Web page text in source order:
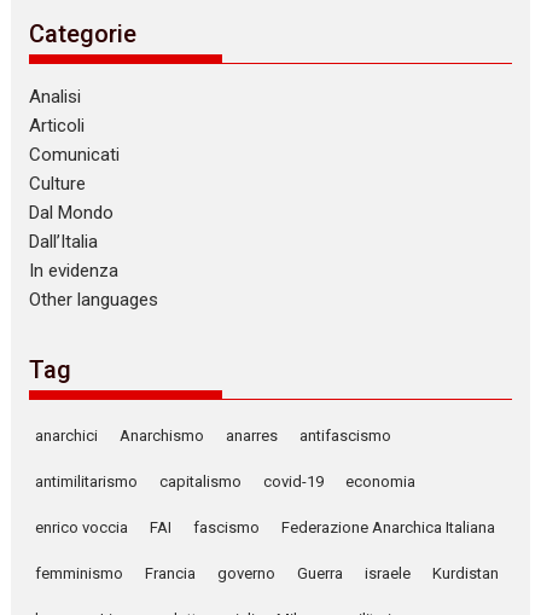
Categorie
Analisi
Articoli
Comunicati
Culture
Dal Mondo
Dall’Italia
In evidenza
Other languages
Tag
anarchici Anarchismo anarres antifascismo
antimilitarismo capitalismo covid-19 economia
enrico voccia FAI fascismo Federazione Anarchica Italiana
femminismo Francia governo Guerra israele Kurdistan